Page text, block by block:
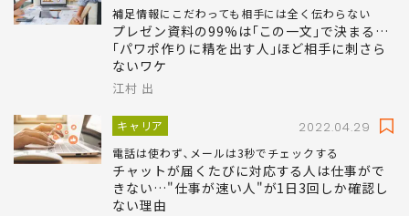
補足情報にこだわっても相手には全く伝わらない
プレゼン資料の99%は｢この一文｣で決まる…
｢パワポ作りに精を出す人｣ほど相手に刺さら
ないワケ
江村 出
キャリア 2022.04.29
電話は使わず､メールは3秒でチェックする
チャットが届くたびに対応する人は仕事がで
きない…"仕事が速い人"が1日3回しか確認し
ない理由